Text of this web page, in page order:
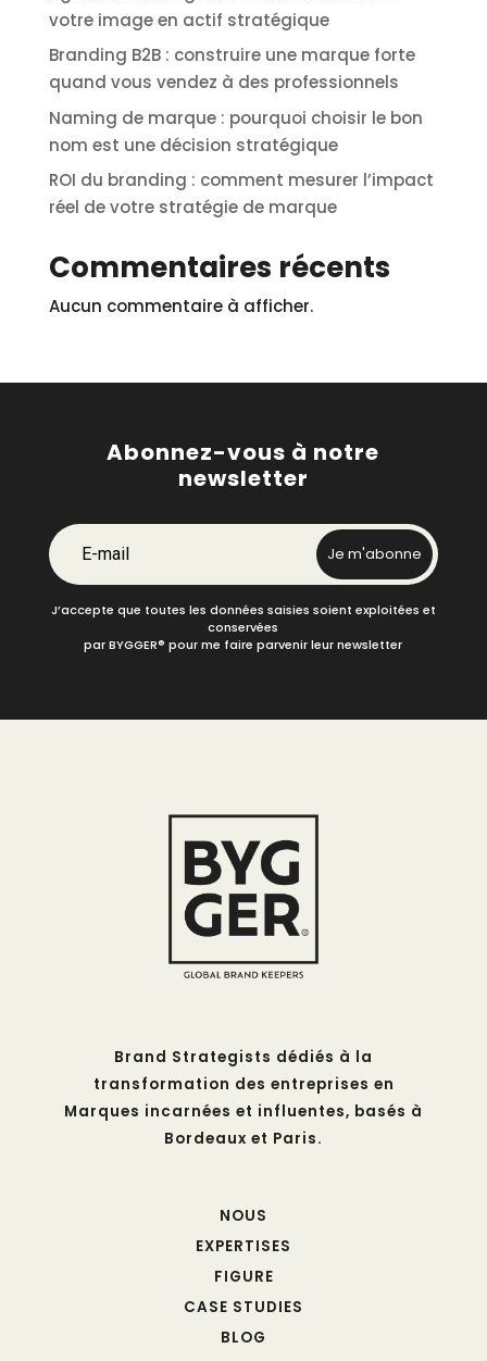
votre image en actif stratégique
Branding B2B : construire une marque forte
quand vous vendez à des professionnels
Naming de marque : pourquoi choisir le bon
nom est une décision stratégique
ROI du branding : comment mesurer l’impact
réel de votre stratégie de marque
Commentaires récents
Aucun commentaire à afficher.
Abonnez-vous à notre
newsletter
E-mail Je m'abonne
J’accepte que toutes les données saisies soient exploitées et
conservées
par BYGGER® pour me faire parvenir leur newsletter
Brand Strategists dédiés à la
transformation des entreprises en
Marques incarnées et influentes, basés à
Bordeaux et Paris.
NOUS
EXPERTISES
FIGURE
CASE STUDIES
BLOG